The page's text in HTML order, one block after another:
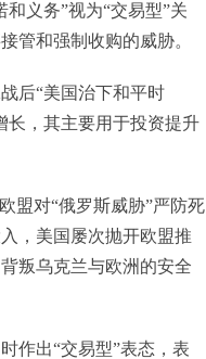
义务”视为“交易型”关
管和强制收购的威胁。
后“美国治下和平时
长，其主要用于投资提升
盟对“俄罗斯威胁”严防死
，美国屡次抛开欧盟推
叛乌克兰与欧洲的安全
作出“交易型”表态，表